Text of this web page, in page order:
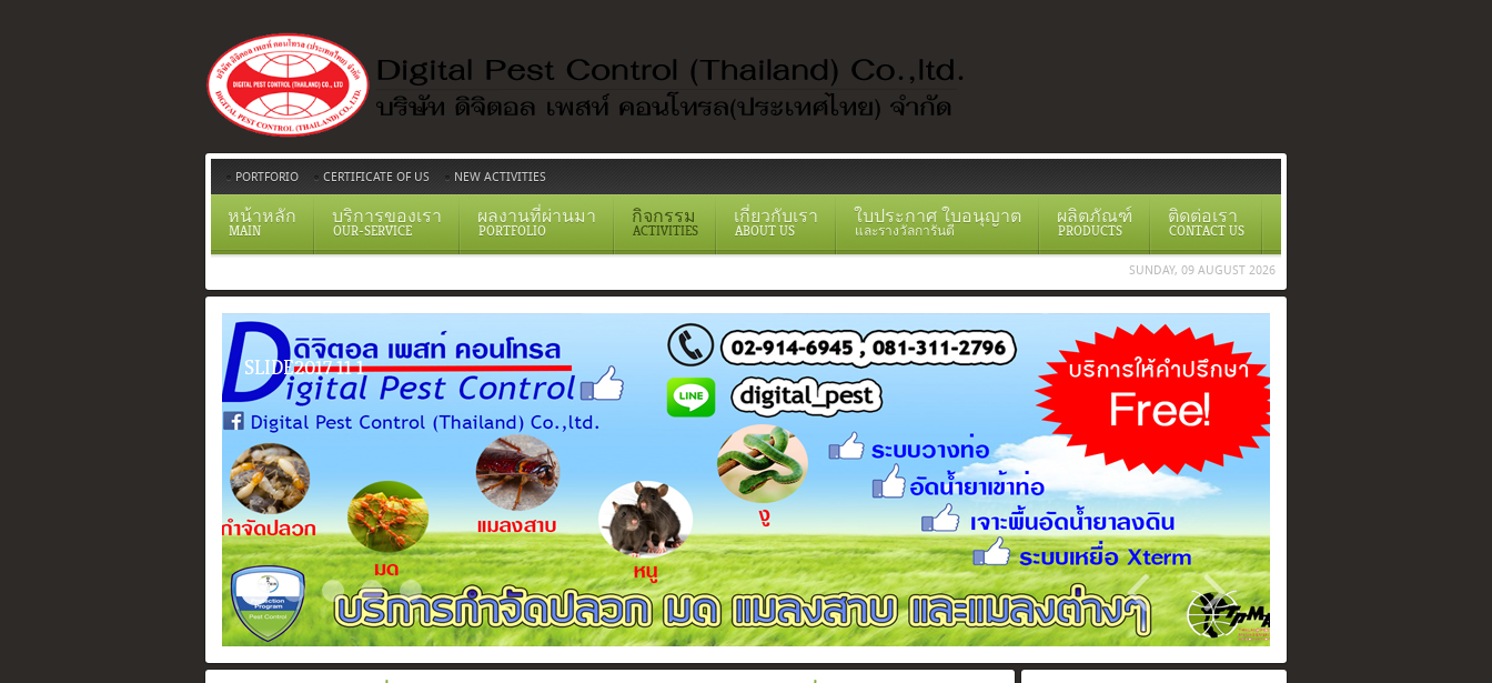
PORTFORIO CERTIFICATE OF US NEW ACTIVITIES
หน้าหลัก
MAIN
บริการของเรา
OUR-SERVICE
ผลงานที่ผ่านมา
PORTFOLIO
กิจกรรม
ACTIVITIES
เกี่ยวกับเรา
ABOUT US
ใบประกาศ ใบอนุญาต
และรางวัลการันตี
ผลิตภัณฑ์
PRODUCTS
ติดต่อเรา
CONTACT US
SUNDAY, 09 AUGUST 2026
SLIDE2017 11 1
Slide2017 11 1
Certificate
ระบบวางท่อกำจัดปลวกตามเเนวคาน
สเปรย์ยากำจัดปลวก
อัดน้ำยาเข้าท่อ